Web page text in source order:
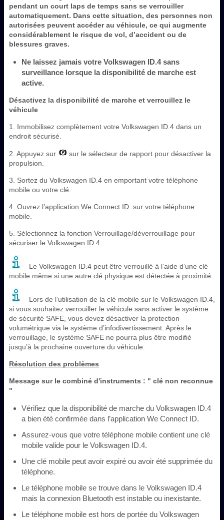
pendant un court laps de temps sans se verrouiller
automatiquement. Dans cette situation, des personnes non
autorisées peuvent accéder au véhicule, ce qui augmente
considérablement le risque de vol, d’accident ou de
blessures graves.
Ne laissez jamais votre Volkswagen ID.4 sans
surveillance lorsque la disponibilité de marche est
active.
Désactivez la disponibilité de marche et verrouillez le
véhicule
1. Immobilisez complètement votre Volkswagen ID.4 dans un
endroit sécurisé.
2. Appuyez sur
sur le sélecteur de rapport pour désactiver la
propulsion.
3. Sortez du Volkswagen ID.4 en emportant votre téléphone
mobile ou votre clé.
4. Ouvrez l’application We Connect ID. sur votre téléphone
mobile.
5. Sélectionnez la fonction Verrouillage/déverrouillage pour
sécuriser le Volkswagen ID.4.
Le Volkswagen ID.4 peut être verrouillé à l’aide d’une clé
mobile même si une autre clé physique est détectée à proximité.
Lors de l’utilisation de la clé mobile sur le Volkswagen ID.4,
si vous souhaitez verrouiller le véhicule sans activer le système
de sécurité SAFE, vous devez désactiver la protection
volumétrique via le système d’infodivertissement. Après le
verrouillage, le système SAFE ne pourra plus être modifié
jusqu’à la prochaine ouverture du véhicule.
Résolution des problèmes
Message sur le combiné d'instruments : " clé non reconnue
"
Vérifiez que la disponibilité de marche du Volkswagen ID.4
a bien été confirmée dans l’application We Connect ID.
Assurez-vous que votre téléphone mobile contient une clé
mobile valide pour le Volkswagen ID.4.
Une clé mobile peut avoir expiré ou avoir été supprimée du
téléphone.
Le téléphone mobile se trouve dans le Volkswagen ID.4
mais la connexion Bluetooth est instable ou inexistante.
Le téléphone mobile est hors de portée du Volkswagen